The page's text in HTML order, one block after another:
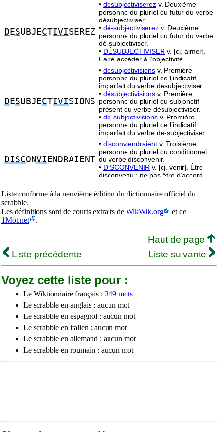
D ESUBJECTIVISEREZ
• désubjectiviserez v. Deuxième
personne du pluriel du futur du verbe
désubjectiviser.
• dé-subjectiviserez v. Deuxième
personne du pluriel du futur du verbe
dé-subjectiviser.
• DÉSUBJECTIVISER v. [cj. aimer].
Faire accéder à l’objectivité.
D ESUBJECTIVISIONS
• désubjectivisions v. Première
personne du pluriel de l’indicatif
imparfait du verbe désubjectiviser.
• désubjectivisions v. Première
personne du pluriel du subjonctif
présent du verbe désubjectiviser.
• dé-subjectivisions v. Première
personne du pluriel de l’indicatif
imparfait du verbe dé-subjectiviser.
DISCONVI ENDRAIENT
• disconviendraient v. Troisième
personne du pluriel du conditionnel
du verbe disconvenir.
• DISCONVENIR v. [cj. venir]. Être
disconvenu : ne pas être d’accord.
Liste conforme à la neuvième édition du dictionnaire officiel du
scrabble.
Les définitions sont de courts extraits de WikWik.org
et de
1Mot.net
.
Haut de page
Liste précédente
Liste suivante
Voyez cette liste pour :
Le Wiktionnaire français : 349 mots
Le scrabble en anglais : aucun mot
Le scrabble en espagnol : aucun mot
Le scrabble en italien : aucun mot
Le scrabble en allemand : aucun mot
Le scrabble en roumain : aucun mot